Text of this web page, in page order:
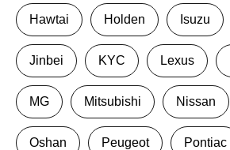
Hawtai Holden Isuzu
Jinbei KYC Lexus
MG Mitsubishi Nissan
Oshan Peugeot Pontiac